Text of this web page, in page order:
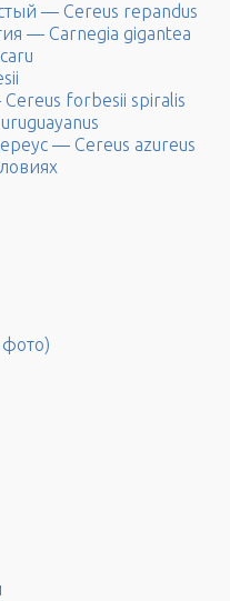
— Cereus repandus
— Carnegia gigantea
forbesii spiralis
— Cereus azureus
фото)